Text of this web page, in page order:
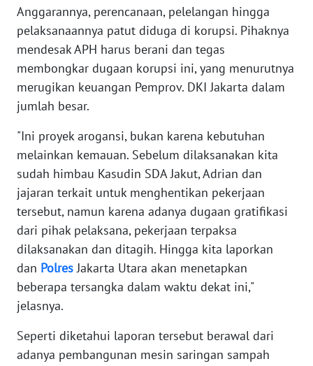
Anggarannya, perencanaan, pelelangan hingga
pelaksanaannya patut diduga di korupsi. Pihaknya
mendesak APH harus berani dan tegas
membongkar dugaan korupsi ini, yang menurutnya
merugikan keuangan Pemprov. DKI Jakarta dalam
jumlah besar.
"Ini proyek arogansi, bukan karena kebutuhan
melainkan kemauan. Sebelum dilaksanakan kita
sudah himbau Kasudin SDA Jakut, Adrian dan
jajaran terkait untuk menghentikan pekerjaan
tersebut, namun karena adanya dugaan gratifikasi
dari pihak pelaksana, pekerjaan terpaksa
dilaksanakan dan ditagih. Hingga kita laporkan
dan PolresJakarta Utara akan menetapkan
beberapa tersangka dalam waktu dekat ini,"
jelasnya.
Seperti diketahui laporan tersebut berawal dari
adanya pembangunan mesin saringan sampah
WN
PAPUA
BARAT
RIAU
WN
SERAMBI
JAMBI
WN
SULTRA
WN
NTB
WN
SULTENG